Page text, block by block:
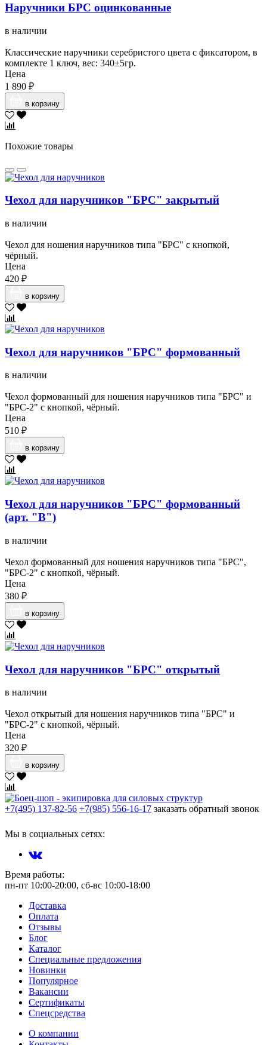
Наручники БРС оцинкованные
в наличии
Классические наручники серебристого цвета с фиксатором, в
комплекте 1 ключ, вес: 340±5гр.
Цена
1 890 ₽
в корзину
Похожие товары
Чехол для наручников "БРС" закрытый
в наличии
Чехол для ношения наручников типа "БРС" с кнопкой,
чёрный.
Цена
420 ₽
в корзину
Чехол для наручников "БРС" формованный
в наличии
Чехол формованный для ношения наручников типа "БРС" и
"БРС-2" с кнопкой, чёрный.
Цена
510 ₽
в корзину
Чехол для наручников "БРС" формованный
(арт. "В")
в наличии
Чехол формованный для ношения наручников типа "БРС",
"БРС-2" с кнопкой, чёрный.
Цена
380 ₽
в корзину
Чехол для наручников "БРС" открытый
в наличии
Чехол открытый для ношения наручников типа "БРС" и
"БРС-2" с кнопкой, чёрный.
Цена
320 ₽
в корзину
+7(495) 137-82-56 +7(985) 556-16-17 заказать обратный звонок
Мы в социальных сетях:
Время работы:
пн-пт 10:00-20:00, сб-вс 10:00-18:00
Доставка
Оплата
Отзывы
Блог
Каталог
Специальные предложения
Новинки
Популярное
Вакансии
Сертификаты
Спецсредства
О компании